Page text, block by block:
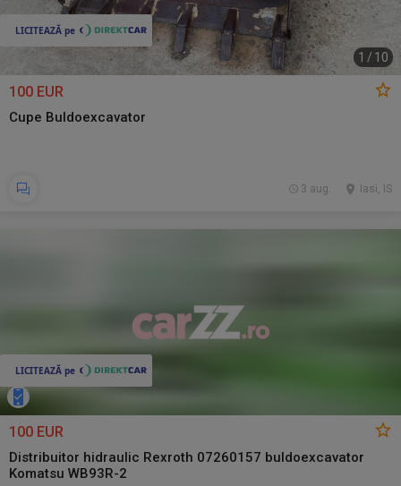
1 / 10
100 EUR
Cupe Buldoexcavator
Iasi, IS
3 aug.
100 EUR
Distribuitor hidraulic Rexroth 07260157 buldoexcavator
Komatsu WB93R-2